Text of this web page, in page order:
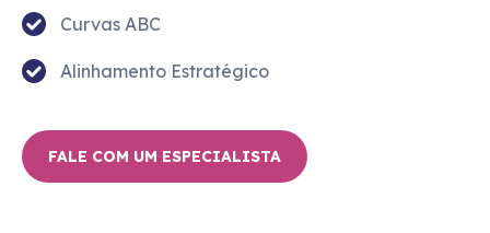
Curvas ABC
Alinhamento Estratégico
FALE COM UM ESPECIALISTA